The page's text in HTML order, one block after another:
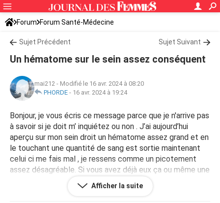
Forum Forum Santé-Médecine
Symptômes et maladies courantes
Sujet Précédent Sujet Suivant
Un hématome sur le sein assez conséquent
mai212 - Modifié le 16 avr. 2024 à 08:20
PHORDE - 16 avr. 2024 à 19:24
Bonjour, je vous écris ce message parce que je n'arrive pas
à savoir si je doit m’ inquiétez ou non . J’ai aujourd’hui
aperçu sur mon sein droit un hématome assez grand et en
le touchant une quantité de sang est sortie maintenant
celui ci me fais mal , je ressens comme un picotement
assez désagréable. Si vous avez déjà eux ça ou même une
information je suis preneuse ! Merci
Afficher la suite